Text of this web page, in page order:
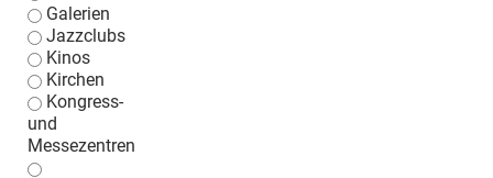
Galerien
Jazzclubs
Kinos
Kirchen
Kongress-
und
Messezentren